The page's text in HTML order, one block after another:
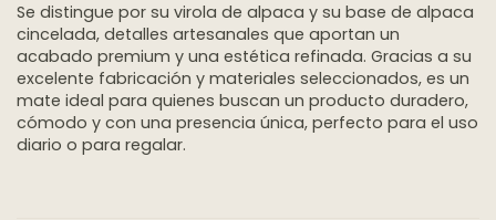
Se distingue por su virola de alpaca y su base de alpaca
cincelada, detalles artesanales que aportan un
acabado premium y una estética refinada. Gracias a su
excelente fabricación y materiales seleccionados, es un
mate ideal para quienes buscan un producto duradero,
cómodo y con una presencia única, perfecto para el uso
diario o para regalar.